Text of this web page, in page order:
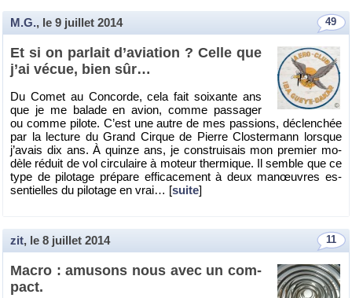
49
M.G., le 9 juillet 2014
Et si on par­lait d’avia­tion ? Celle que
j’ai vécue, bien sûr…
Du Comet au Concorde, cela fait soixante ans
que je me ba­lade en avion, comme pas­sa­ger
ou comme pi­lote. C’est une autre de mes pas­sions, dé­clen­chée
par la lec­ture du Grand Cirque de Pierre Clos­ter­mann lorsque
j’avais dix ans. À quinze ans, je construi­sais mon pre­mier mo­
dèle ré­duit de vol cir­cu­laire à mo­teur ther­mique. Il semble que ce
type de pi­lo­tage pré­pare ef­fi­ca­ce­ment à deux ma­nœuvres es­
sen­tielles du pi­lo­tage en vrai… [suite]
11
zit, le 8 juillet 2014
Macro : amu­sons nous avec un com­
pact.